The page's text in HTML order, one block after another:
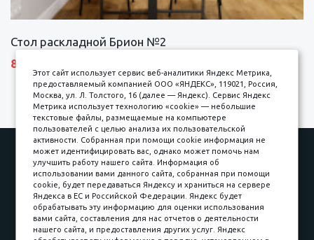
Стол раскладной Брион №2
8690 р.
Наши работы
Оплата
Доставка и сборка
Гарантии
Карьера в компании
Контакты
Принимаем к оплате
Этот сайт использует сервис веб-аналитики Яндекс Метрика,
предоставляемый компанией ООО «ЯНДЕКС», 119021, Россия,
Москва, ул. Л. Толстого, 16 (далее — Яндекс). Сервис Яндекс
Метрика использует технологию «cookie» — небольшие
текстовые файлы, размещаемые на компьютере
пользователей с целью анализа их пользовательской
активности. Собранная при помощи cookie информация не
может идентифицировать вас, однако может помочь нам
улучшить работу нашего сайта. Информация об
использовании вами данного сайта, собранная при помощи
cookie, будет передаваться Яндексу и храниться на сервере
Яндекса в ЕС и Российской Федерации. Яндекс будет
обрабатывать эту информацию для оценки использования
вами сайта, составления для нас отчетов о деятельности
нашего сайта, и предоставления других услуг. Яндекс